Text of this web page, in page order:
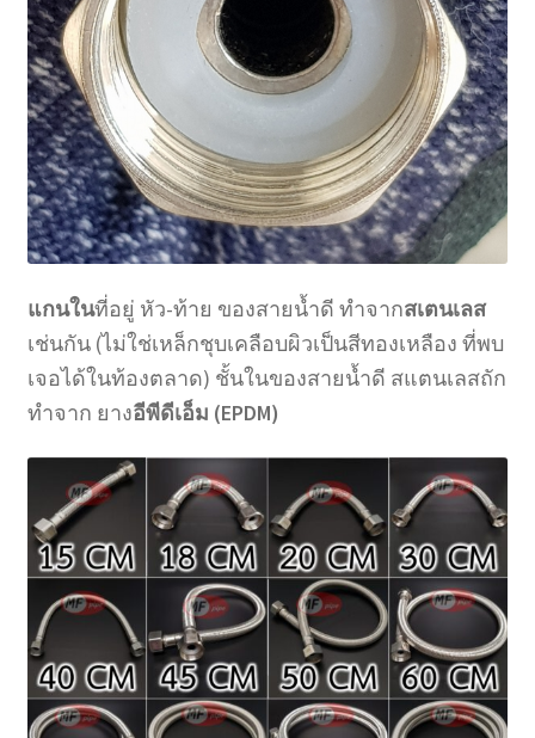
แกนในที่อยู่ หัว-ท้าย ของสายน้ำดี ทำจากสเตนเลส
เช่นกัน (ไม่ใช่เหล็กชุบเคลือบผิวเป็นสีทองเหลือง ที่พบ
เจอได้ในท้องตลาด) ชั้นในของสายน้ำดี สแตนเลสถัก
ทำจาก ยางอีพีดีเอ็ม (EPDM)